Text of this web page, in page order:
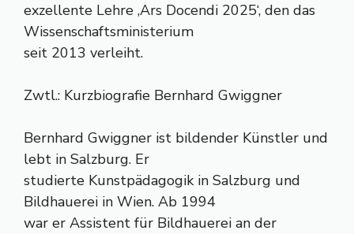
exzellente Lehre ‚Ars Docendi 2025‘, den das
Wissenschaftsministerium
seit 2013 verleiht.
Zwtl.: Kurzbiografie Bernhard Gwiggner
Bernhard Gwiggner ist bildender Künstler und
lebt in Salzburg. Er
studierte Kunstpädagogik in Salzburg und
Bildhauerei in Wien. Ab 1994
war er Assistent für Bildhauerei an der